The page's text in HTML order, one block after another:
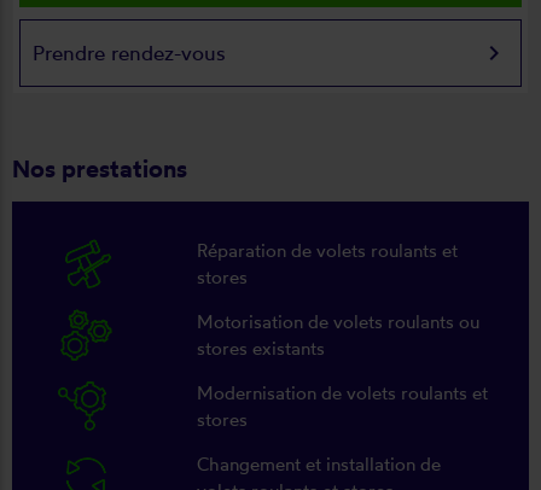
Prendre rendez-vous keyboard_arrow_right
Nos prestations
Réparation de volets roulants et
stores
Motorisation de volets roulants ou
stores existants
Modernisation de volets roulants et
stores
Changement et installation de